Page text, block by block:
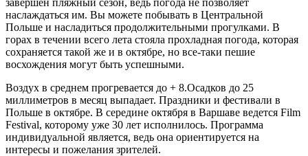
завершен пляжный сезон, ведь погода не позволяет
наслаждаться им. Вы можете побывать в Центральной
Польше и насладиться продолжительными прогулками. В
горах в течении всего лета стояла прохладная погода, которая
сохраняется такой же и в октябре, но все-таки пешие
восхождения могут быть успешными.
Воздух в среднем прогревается до + 8.Осадков до 25
миллиметров в месяц выпадает. Праздники и фестивали в
Польше в октябре. В середине октября в Варшаве ведется Film
Festival, которому уже 30 лет исполнилось. Программа
индивидуальной является, ведь она ориентируется на
интересы и пожелания зрителей.